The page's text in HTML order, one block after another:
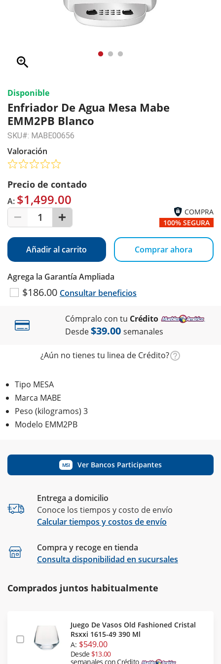
zoom_in
Disponible
Enfriador De Agua Mesa Mabe
EMM2PB Blanco
SKU#: MABE00656
Valoración
Precio de contado
A: $1,499.00
1
COMPRA
100% SEGURA
Añadir al carrito Comprar ahora
Agrega la Garantía Ampliada
$186.00 Consultar beneficios
Cómpralo con tu Crédito
Desde$39.00 semanales
¿Aún no tienes tu linea de Crédito?
Tipo MESA
Marca MABE
Peso (kilogramos) 3
Modelo EMM2PB
MSI Ver Bancos Participantes
Entrega a domicilio
Conoce los tiempos y costo de envío
Calcular tiempos y costos de envío
Compra y recoge en tienda
Consulta disponibilidad en sucursales
Comprados juntos habitualmente
Juego De Vasos Old Fashioned Cristal
Rsxxi 1615-49 390 Ml
A: $549.00
Desde $13.00
semanales con Crédito